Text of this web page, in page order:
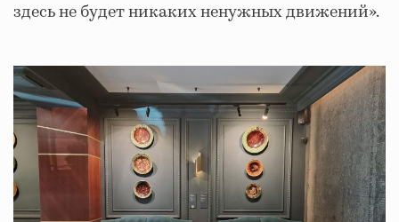
здесь не будет никаких ненужных движений».